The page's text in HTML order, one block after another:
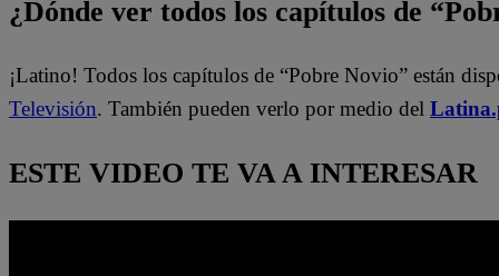
¿Dónde ver todos los capítulos de
¡Latino! Todos los capítulos de “Pobre Novio” están
Televisión. También pueden verlo por medio del
ESTE VIDEO TE VA A INTERESAR